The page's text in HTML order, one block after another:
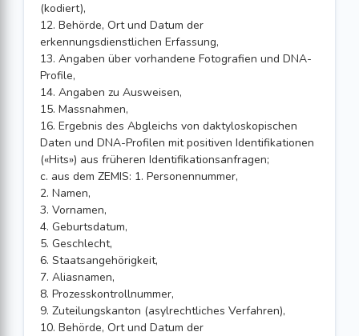
(kodiert),
12. Behörde, Ort und Datum der
erkennungsdienstlichen Erfassung,
13. Angaben über vorhandene Fotografien und DNA-
Profile,
14. Angaben zu Ausweisen,
15. Massnahmen,
16. Ergebnis des Abgleichs von daktyloskopischen
Daten und DNA-Pro­filen mit positiven Identifikationen
(«Hits») aus früheren Identifika­tionsanfragen;
c. aus dem ZEMIS: 1. Personennummer,
2. Namen,
3. Vornamen,
4. Geburtsdatum,
5. Geschlecht,
6. Staatsangehörigkeit,
7. Aliasnamen,
8. Prozesskontrollnummer,
9. Zuteilungskanton (asylrechtliches Verfahren),
10. Behörde, Ort und Datum der